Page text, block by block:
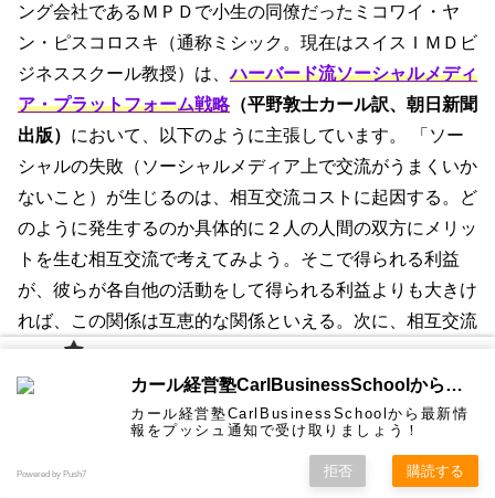
ング会社であるＭＰＤで小生の同僚だったミコワイ・ヤ
ン・ピスコロスキ（通称ミシック。現在はスイスＩＭＤビ
ジネススクール教授）は、ハーバード流ソーシャルメディ
ア・プラットフォーム戦略（平野敦士カール訳、朝日新聞
出版） において、以下のように主張しています。 「ソー
シャルの失敗（ソーシャルメディア上で交流がうまくいか
ないこと）が生じるのは、相互交流コストに起因する。ど
のように発生するのか具体的に２人の人間の双方にメリッ
トを生む相互交流で考えてみよう。そこで得られる利益
が、彼らが各自他の活動をして得られる利益よりも大きけ
れば、この関係は互恵的な関係といえる。次に、相互交流
コストが存在する可能性を考えてみよう。たとえば、２人
の人間が離れたところにいる場合、あるいは交流を始める
際に著しい不快感を経験する場合に、コストが発生する。
相互交流に伴うコストが上回る場合、交流が始まることは
なく、ソーシャルの失敗が発生する。」ハーバード流ソ
ばれまし
コンサル
ティング
経営学用
語集
認定コン
サルタン
無料メル
マガ！
★カール
経営塾動
お問い合
わせ
★熱海風
水＆グリ
プライバ
カール経営塾CarlBusinessSchoolから通知を受け取る
カール経営塾CarlBusinessSchoolから最新情
報をプッシュ通知で受け取りましょう！
Powered by Push7 拒否 購読する